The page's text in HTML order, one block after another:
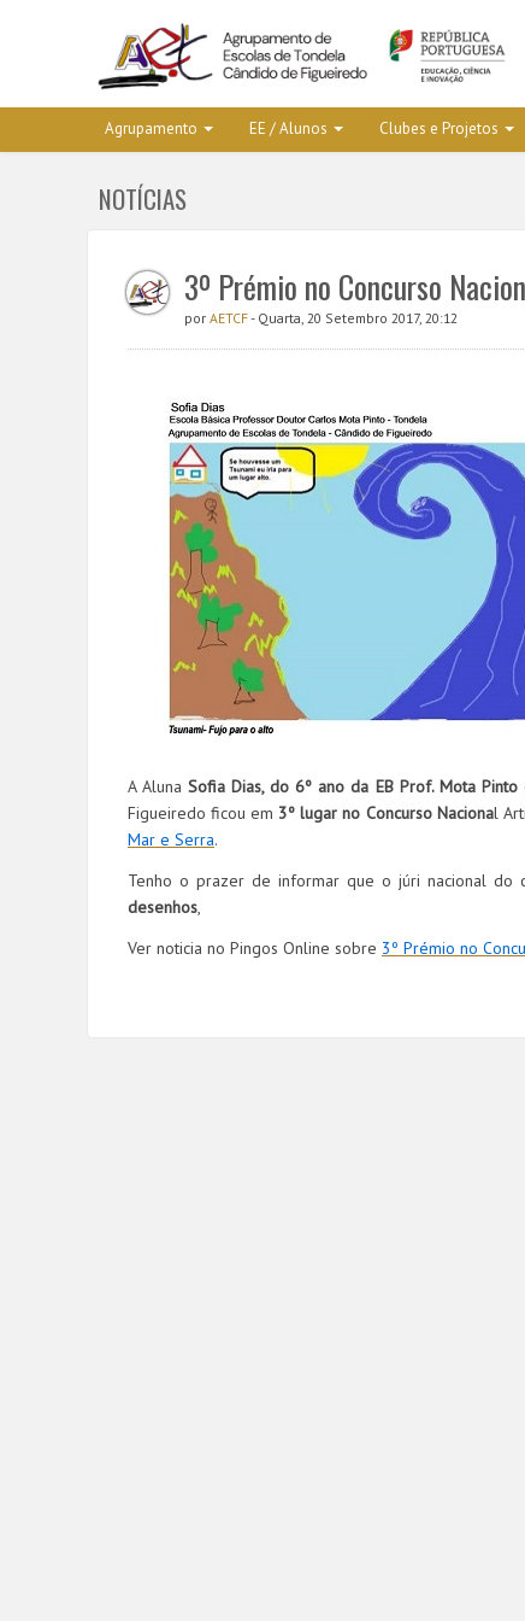
Agrupamento EE / Alunos Clubes e Projetos
NOTÍCIAS
3º Prémio no Concurso
por AETCF- Quarta, 20 Setembro 2017, 20:12
A AlunaSofia Dias, do 6º ano da EB Prof. Mota
Figueiredo ficou em 3º lugar no Concurso Nacional
Mar e Serra.
Tenho o prazer de informar que o júri nacional do
desenhos,
Ver noticia no Pingos Online sobre 3º Prémio no